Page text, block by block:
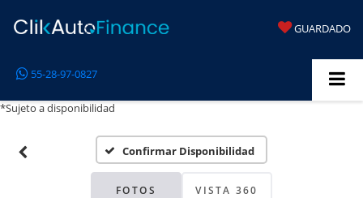
GUARDADO
55-28-97-0827
*Sujeto a disponibilidad
Confirmar Disponibilidad
FOTOS VISTA 360
Disponibles
Por favor, revise luego